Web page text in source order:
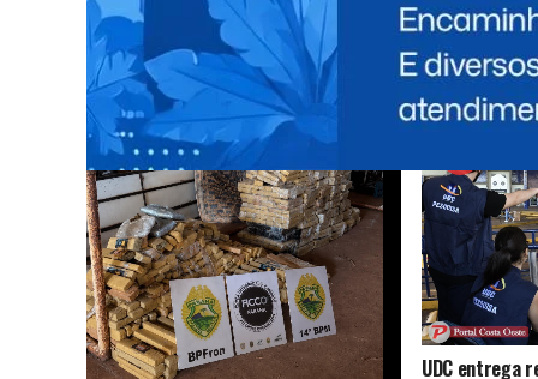
Homem é agredido pelo irmão após
admitir que trocou objetos da família
por drogas
277
UDC entrega